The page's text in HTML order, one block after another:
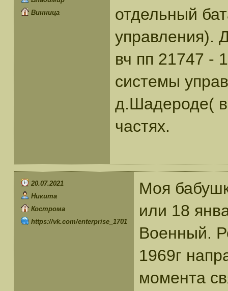
Винница
отдельный
управления).
вч пп 21747 -
системы
д.Шадероде(
частях.
20.07.2021
Никита
Кострома
https://vk.com/enterprise_1701
Моя
или 18
Военный.
1969г
момента